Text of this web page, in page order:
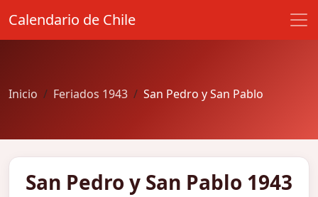
Calendario de Chile
Inicio Feriados 1943 San Pedro y San Pablo
San Pedro y San Pablo 1943